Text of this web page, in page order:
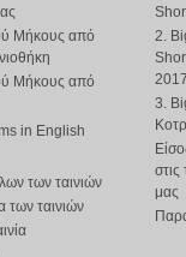
Μήκους από
Μήκους από
in English
των ταινιών
των ταινιών
2.
3.
στις
μας